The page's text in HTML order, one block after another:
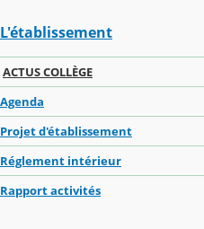
L'établissement
ACTUS COLLÈGE
Agenda
Projet d'établissement
Réglement intérieur
Rapport activités